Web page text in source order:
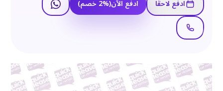
ادفع لاحقًا ادفع الآن(
2% خصم)